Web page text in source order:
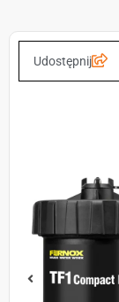
Udostępnij